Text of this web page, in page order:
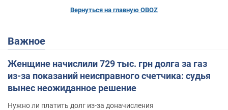
Вернуться на главную OBOZ
Важное
Женщине начислили 729 тыс. грн долга за газ
из-за показаний неисправного счетчика: судья
вынес неожиданное решение
Нужно ли платить долг из-за доначисления